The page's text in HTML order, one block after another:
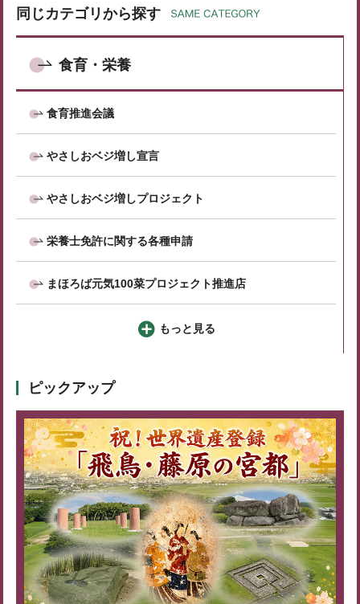
同じカテゴリから探す
食育・栄養
食育推進会議
やさしおベジ増し宣言
やさしおベジ増しプロジェクト
栄養士免許に関する各種申請
まほろば元気100菜プロジェクト推進店
もっと見る
ピックアップ